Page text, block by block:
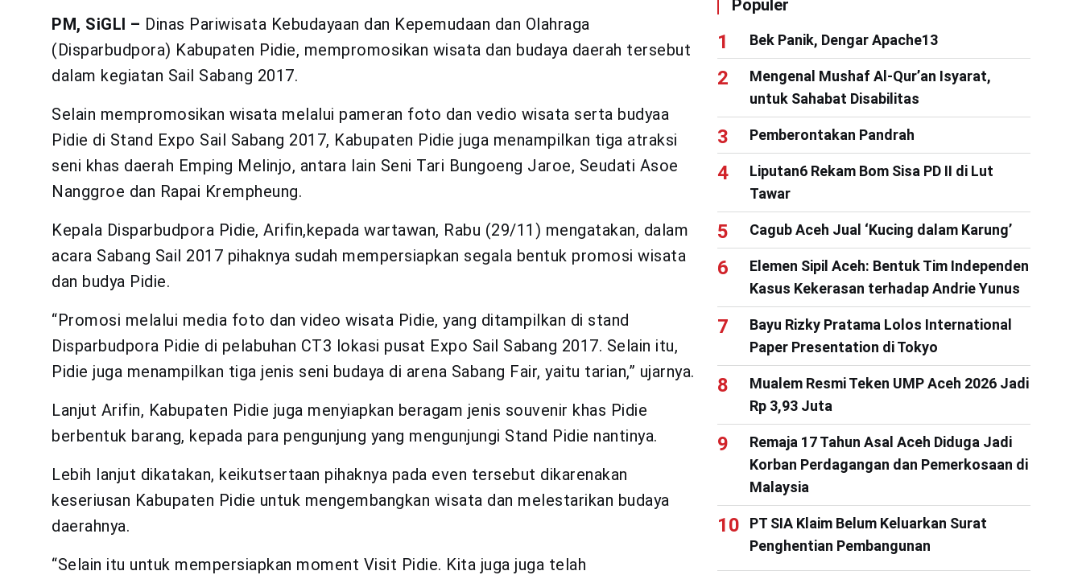
PM, SiGLI – Dinas Pariwisata Kebudayaan dan Kepemudaan dan Olahraga
(Disparbudpora) Kabupaten Pidie, mempromosikan wisata dan budaya daerah tersebut
dalam kegiatan Sail Sabang 2017.
Selain mempromosikan wisata melalui pameran foto dan vedio wisata serta budyaa
Pidie di Stand Expo Sail Sabang 2017, Kabupaten Pidie juga menampilkan tiga atraksi
seni khas daerah Emping Melinjo, antara lain Seni Tari Bungoeng Jaroe, Seudati Asoe
Nanggroe dan Rapai Krempheung.
Kepala Disparbudpora Pidie, Arifin,kepada wartawan, Rabu (29/11) mengatakan, dalam
acara Sabang Sail 2017 pihaknya sudah mempersiapkan segala bentuk promosi wisata
dan budya Pidie.
“Promosi melalui media foto dan video wisata Pidie, yang ditampilkan di stand
Disparbudpora Pidie di pelabuhan CT3 lokasi pusat Expo Sail Sabang 2017. Selain itu,
Pidie juga menampilkan tiga jenis seni budaya di arena Sabang Fair, yaitu tarian,” ujarnya.
Lanjut Arifin, Kabupaten Pidie juga menyiapkan beragam jenis souvenir khas Pidie
berbentuk barang, kepada para pengunjung yang mengunjungi Stand Pidie nantinya.
Lebih lanjut dikatakan, keikutsertaan pihaknya pada even tersebut dikarenakan
keseriusan Kabupaten Pidie untuk mengembangkan wisata dan melestarikan budaya
daerahnya.
“Selain itu untuk mempersiapkan moment Visit Pidie. Kita juga juga telah
Populer
Bek Panik, Dengar Apache13
Mengenal Mushaf Al-Qur’an Isyarat,
untuk Sahabat Disabilitas
Pemberontakan Pandrah
Liputan6 Rekam Bom Sisa PD II di Lut
Tawar
Cagub Aceh Jual ‘Kucing dalam Karung’
Elemen Sipil Aceh: Bentuk Tim Independen
Kasus Kekerasan terhadap Andrie Yunus
Bayu Rizky Pratama Lolos International
Paper Presentation di Tokyo
Mualem Resmi Teken UMP Aceh 2026 Jadi
Rp 3,93 Juta
Remaja 17 Tahun Asal Aceh Diduga Jadi
Korban Perdagangan dan Pemerkosaan di
Malaysia
PT SIA Klaim Belum Keluarkan Surat
Penghentian Pembangunan